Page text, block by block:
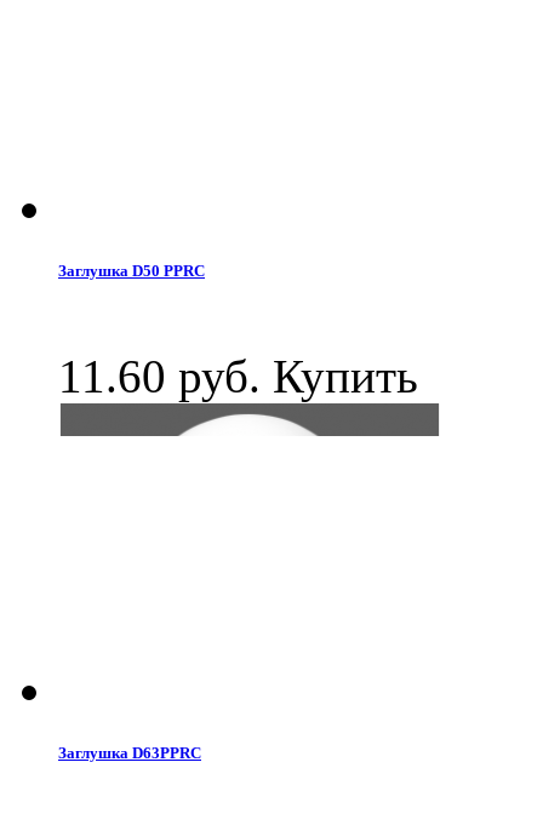
Заглушка D50 PPRC
11.60 руб. Купить
Заглушка D63PPRC